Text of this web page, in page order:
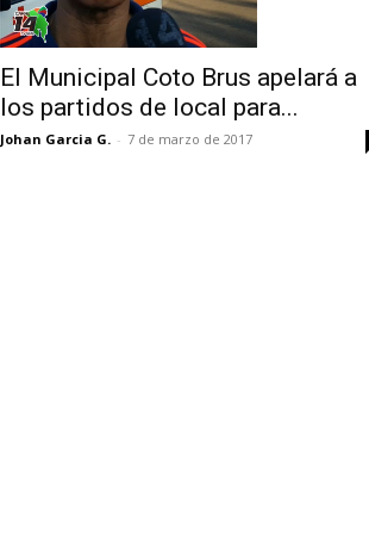
El Municipal Coto Brus apelará a
los partidos de local para...
Johan Garcia G. - 7 de marzo de 2017